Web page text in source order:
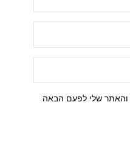
שלי לפעם הבאה